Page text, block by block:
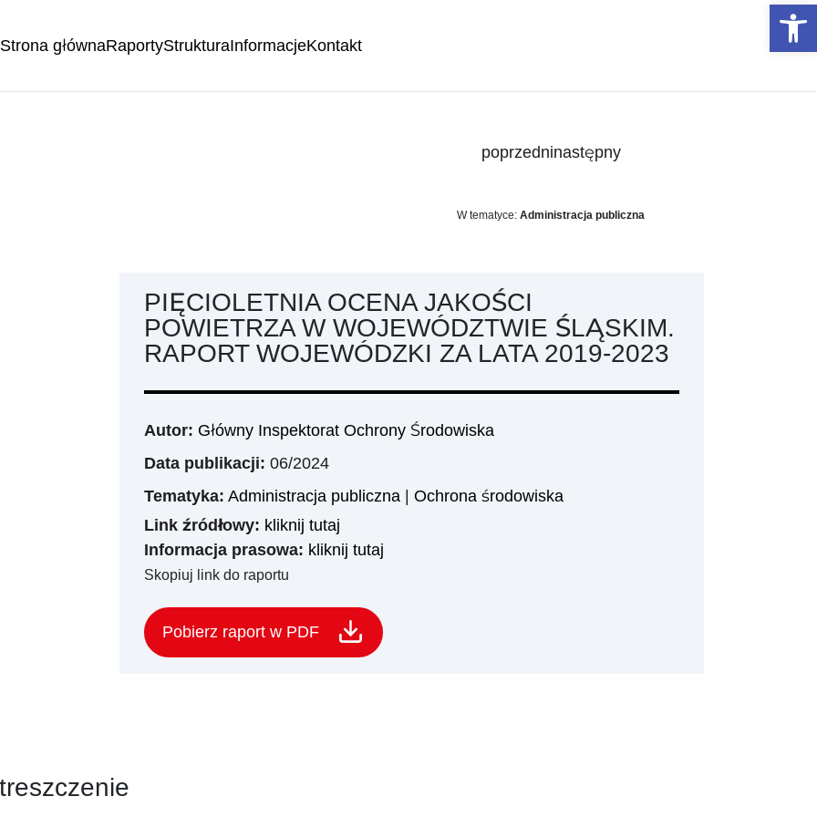
Strona głównaRaportyStrukturaInformacjeKontakt
poprzedninastępny
W tematyce: Administracja publiczna
PIĘCIOLETNIA OCENA JAKOŚCI
POWIETRZA W WOJEWÓDZTWIE ŚLĄSKIM.
RAPORT WOJEWÓDZKI ZA LATA 2019-2023
Autor: Główny Inspektorat Ochrony Środowiska
Data publikacji: 06/2024
Tematyka: Administracja publiczna| Ochrona środowiska
Link źródłowy: kliknij tutaj
Informacja prasowa: kliknij tutaj
Skopiuj link do raportu
Pobierz raport w PDF